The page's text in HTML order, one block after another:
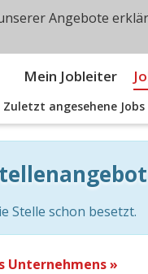
Mein Jobleiter
Zuletzt angesehene Jobs
Stelle schon besetzt.
Unternehmens »
Angebote